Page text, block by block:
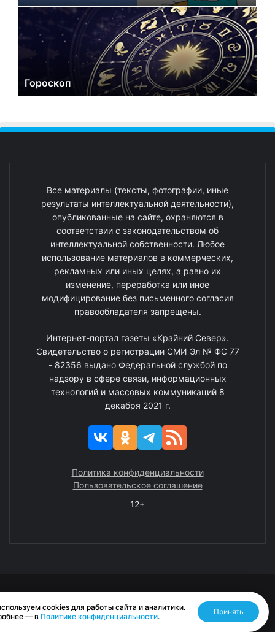
Гороскоп
Все материалы (тексты, фотографии, иные
результаты интеллектуальной деятельности),
опубликованные на сайте, охраняются в
соответствии с законодательством об
интеллектуальной собственности. Любое
использование материалов в коммерческих,
рекламных или иных целях, а равно их
изменение, переработка или иное
модифицирование без письменного согласия
правообладателя запрещены.
Интернет-портал газеты «Крайний Север».
Свидетельство о регистрации СМИ Эл № ФС 77
- 82356 выдано Федеральной службой по
надзору в сфере связи, информационных
технологий и массовых коммуникаций 8
декабря 2021 г.
Политика конфиденциальности
Пользовательское соглашение
12+
Разработано RASA
cookies для работы сайта и аналитики.
— в Политике конфиденциальности.
Принять